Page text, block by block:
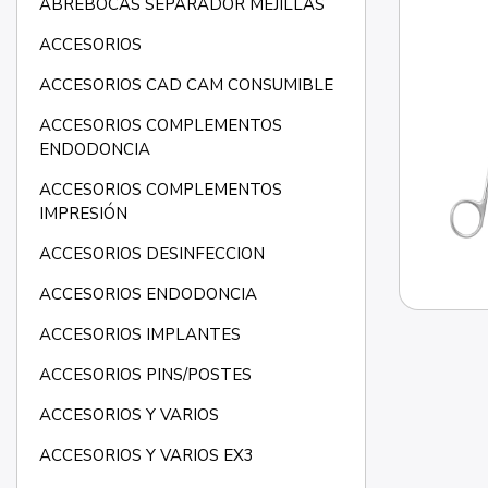
ABREBOCAS SEPARADOR MEJILLAS
ACCESORIOS
ACCESORIOS CAD CAM CONSUMIBLE
ACCESORIOS COMPLEMENTOS
ENDODONCIA
ACCESORIOS COMPLEMENTOS
IMPRESIÓN
ACCESORIOS DESINFECCION
ACCESORIOS ENDODONCIA
ACCESORIOS IMPLANTES
ACCESORIOS PINS/POSTES
ACCESORIOS Y VARIOS
ACCESORIOS Y VARIOS EX3